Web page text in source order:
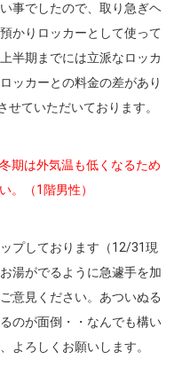
事でしたので、取り急ぎヘ
かりロッカーとして使って
半期までには立派なロッカ
ッカーとの料金の差があり
ていただいております。
期は外気温も低くなるため
。（1階男性）
プしております（12/31現
湯がでるように急遽手を加
意見ください。あついぬる
のが面倒・・なんでも構い
よろしくお願いします。